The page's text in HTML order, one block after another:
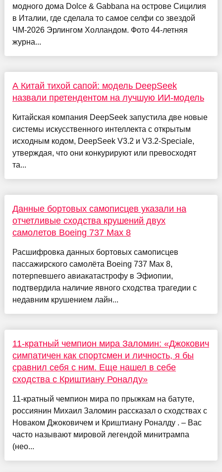
модного дома Dolce & Gabbana на острове Сицилия
в Италии, где сделала то самое селфи со звездой
ЧМ-2026 Эрлингом Холландом. Фото 44-летняя
журна...
А Китай тихой сапой: модель DeepSeek
назвали претендентом на лучшую ИИ-модель
Китайская компания DeepSeek запустила две новые
системы искусственного интеллекта с открытым
исходным кодом, DeepSeek V3.2 и V3.2-Speciale,
утверждая, что они конкурируют или превосходят
та...
Данные бортовых самописцев указали на
отчетливые сходства крушений двух
самолетов Boeing 737 Max 8
Расшифровка данных бортовых самописцев
пассажирского самолёта Boeing 737 Max 8,
потерпевшего авиакатастрофу в Эфиопии,
подтвердила наличие явного сходства трагедии с
недавним крушением лайн...
11-кратный чемпион мира Заломин: «Джокович
симпатичен как спортсмен и личность, я бы
сравнил себя с ним. Еще нашел в себе
сходства с Криштиану Роналду»
11-кратный чемпион мира по прыжкам на батуте,
россиянин Михаил Заломин рассказал о сходствах с
Новаком Джоковичем и Криштиану Роналду . – Вас
часто называют мировой легендой минитрампа
(нео...